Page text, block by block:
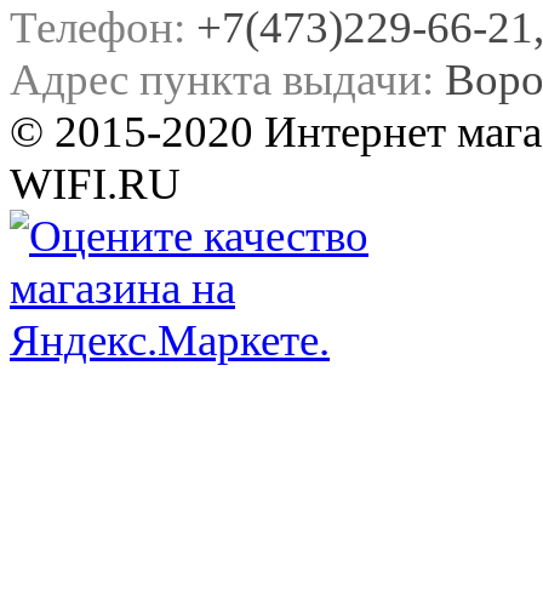
Телефон: +7(473)229-66-
Адрес пункта выдачи:
© 2015-2020 Интернет
WIFI.RU